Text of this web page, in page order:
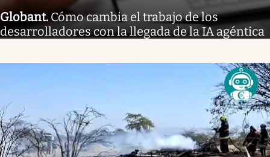
Globant. Cómo cambia el trabajo de los
desarrolladores con la llegada de la IA agéntica